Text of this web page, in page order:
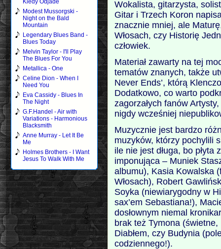
Kiedy Odjade
Modest Mussorgski -
Night on the Bald
Mountain
Legendary Blues Band -
Blues Today
Melvin Taylor - I'll Play
The Blues For You
Metallica - One
Celine Dion - When I
Need You
Eva Cassidy - Blues In
The Night
G.F.Handel - Air with
Variations - Harmonious
Blacksmith
Anne Murray - Let It Be
Me
Holmes Brothers - I Want
Jesus To Walk With Me
Wokalista, gitarzysta,
Gitar i Trzech Koron
znacznie mniej, ale
Włosach, czy Historię
człowiek.
Materiał zawarty na tej
tematów znanych, także
Never Ends’, którą
Dodatkowo, co warto
zagorzałych fanów
nigdy wcześniej
Muzycznie jest bardzo
muzyków, którzy pochylili
ile nie jest długa, bo
imponująca – Muniek
albumu), Kasia Kowalska
Włosach), Robert
Soyka (niewiarygodny w
sax’em Sebastiana!),
dosłownym niemal
brak też Tymona
Diabłem, czy Budynia
codziennego!).